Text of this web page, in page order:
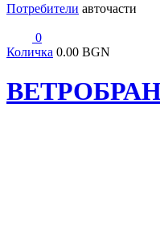
Потребители авточасти
0
Количка 0.00 BGN